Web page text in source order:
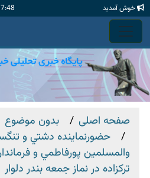
خوش آمدید
صفحه اصلی
بدون موضوع
حضورنماينده دشتي و
والمسلمين پورفاطمي و
تركزاده در نماز جمعه بندر دلوار